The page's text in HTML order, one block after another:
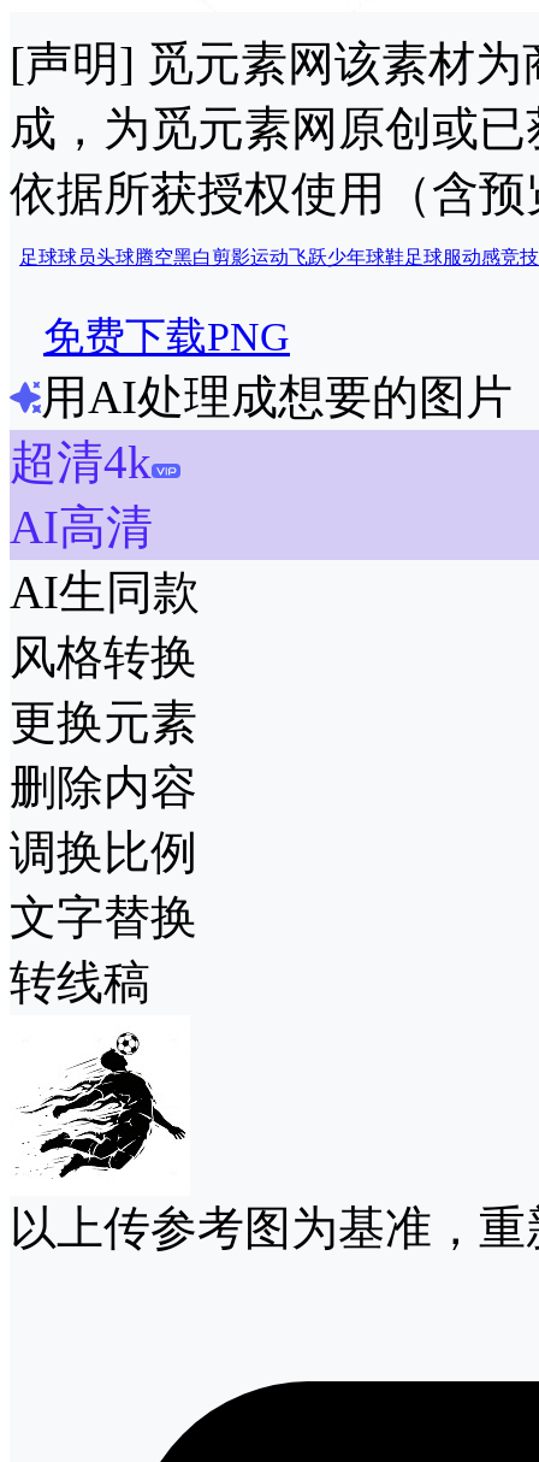
[声明] 觅元素网该素材
成，为觅元素网原创或
依据所获授权使用（含
足球球员头球腾空黑白剪影运动飞跃少年球鞋足球服动感竞技
免费下载PNG
用AI处理成想要的图片
超清4k
AI高清
AI生同款
风格转换
更换元素
删除内容
调换比例
文字替换
转线稿
以上传参考图为基准，